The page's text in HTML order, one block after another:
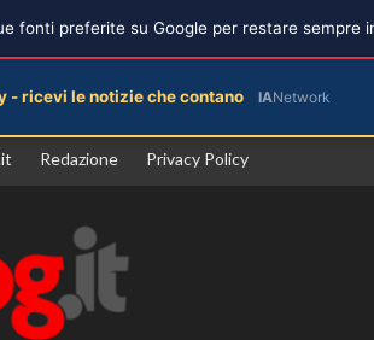
Redazione Privacy Policy
fonti preferite su Google per restare sempre
- ricevi le notizie che contano IANetwork